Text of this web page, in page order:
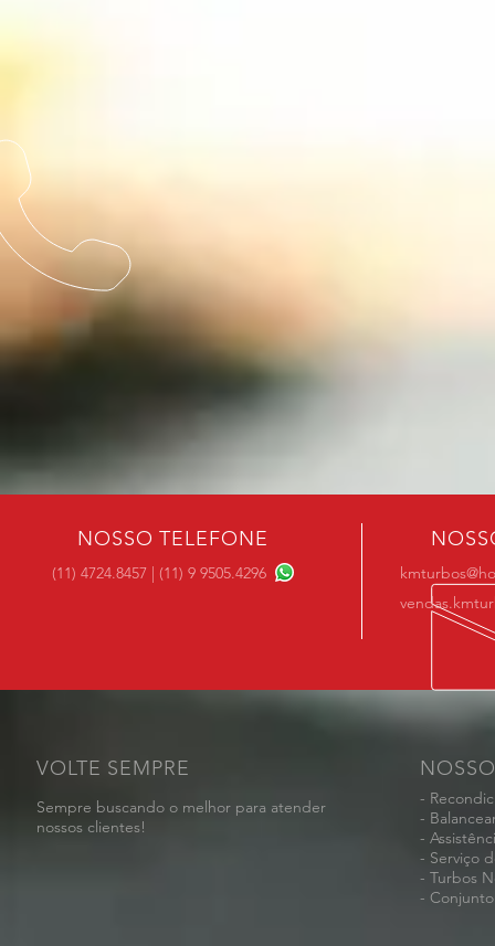
NOSSO TELEFONE
(11) 4724.8457 | (11) 9 9505.4296
VOLTE SEMPRE
Sempre buscando o melhor para atender
nossos clientes!
-
-
-
- Serviço
- Turbos
-